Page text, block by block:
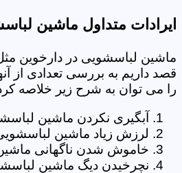
ایرادات متداول ماشین
ماشین لباسشویی در دارخوین
قصد داریم به بررسی تعدادی از
را می توان به شرح زیر خلاصه
آبگیری نکردن ماشین
لرزش زیاد ماشین
خاموش شدن ناگهانی
نچرخیدن دیگ ماشین